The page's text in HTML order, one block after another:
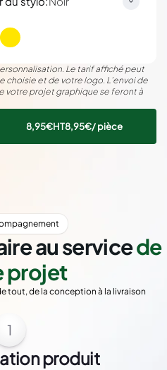
Le tarif affiché peut
choisie et de votre logo. L’envoi de
votre projet graphique se feront à
8,95€HT8,95€/ pièce
au servicede
projet
tout, de la conception à la livraison
1
produit